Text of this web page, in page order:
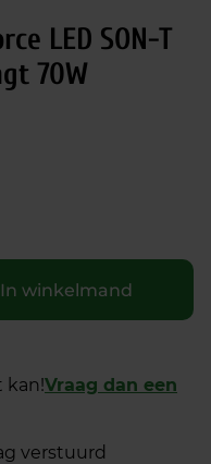
LED SON-T
70W
In winkelmand
kan!Vraag dan een
verstuurd